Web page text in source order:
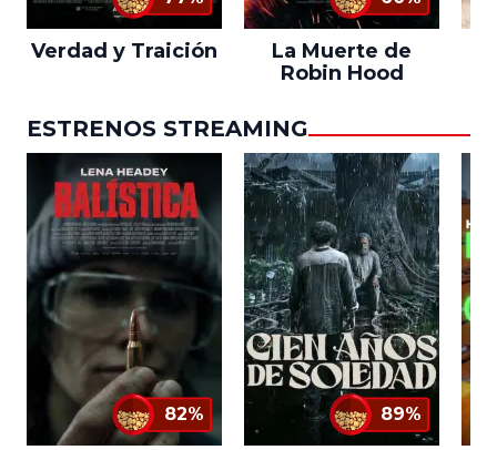
Verdad y Traición
La Muerte de
Robin Hood
ESTRENOS STREAMING
82% 89%